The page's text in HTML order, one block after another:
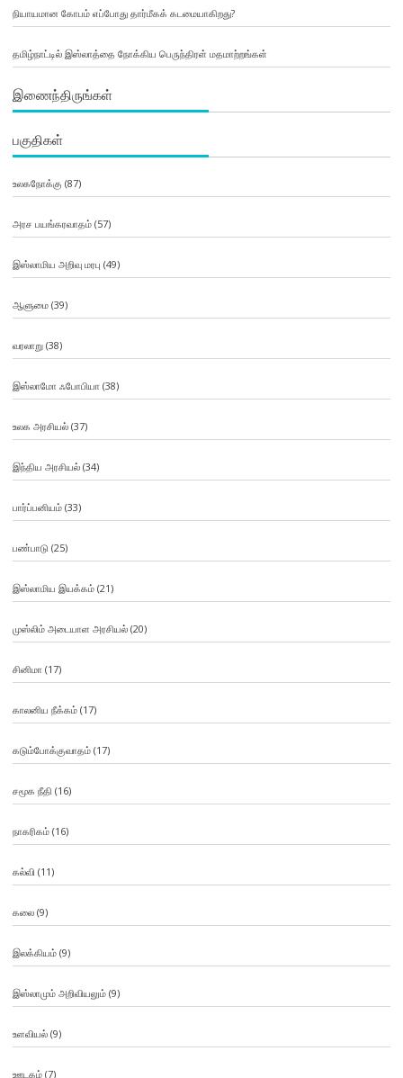
நியாயமான கோபம் எப்போது தார்மீகக் கடமையாகிறது?
தமிழ்நாட்டில் இஸ்லாத்தை நோக்கிய பெருந்திரள் மதமாற்றங்கள்
இணைந்திருங்கள்
பகுதிகள்
உலகநோக்கு (87)
அரச பயங்கரவாதம்(57)
இஸ்லாமிய அறிவு மரபு (49)
ஆளுமை(39)
வரலாறு(38)
இஸ்லாமோ ஃபோபியா (38)
உலக அரசியல்(37)
இந்திய அரசியல்(34)
பார்ப்பனியம்(33)
பண்பாடு(25)
இஸ்லாமிய இயக்கம்(21)
முஸ்லிம் அடையாள அரசியல்(20)
சினிமா (17)
காலனிய நீக்கம்(17)
கடும்போக்குவாதம்(17)
சமூக நீதி (16)
நாகரிகம்(16)
கல்வி (11)
கலை(9)
இலக்கியம்(9)
இஸ்லாமும் அறிவியலும்(9)
உளவியல்(9)
ஊடகம்(7)